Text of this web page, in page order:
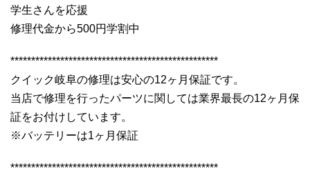
学生さんを応援
修理代金から500円学割中
**************************************************
クイック岐阜の修理は安心の12ヶ月保証です。
当店で修理を行ったパーツに関しては業界最長の12ヶ月保
証をお付けしています。
※バッテリーは1ヶ月保証
**************************************************